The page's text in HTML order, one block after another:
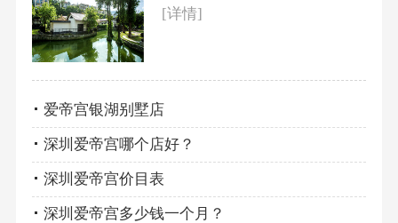
[详情]
爱帝宫银湖别墅店
深圳爱帝宫哪个店好？
深圳爱帝宫价目表
深圳爱帝宫多少钱一个月？